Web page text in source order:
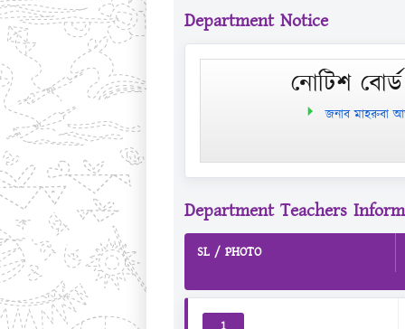
Department Notice
নোটিশ বোর্ড
জনাব মাহরুবা
Department Teachers
SL / PHOTO